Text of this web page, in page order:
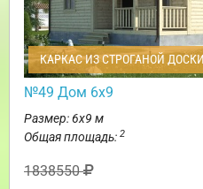
КАРКАС ИЗ СТРОГАНОЙ ДОСКИ
№49 Дом 6х9
Размер: 6х9 м
Общая площадь: 2
1838550